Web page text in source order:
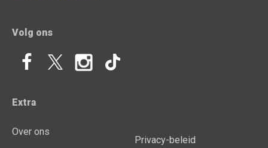
Volg ons
Extra
Over ons
Privacy-beleid